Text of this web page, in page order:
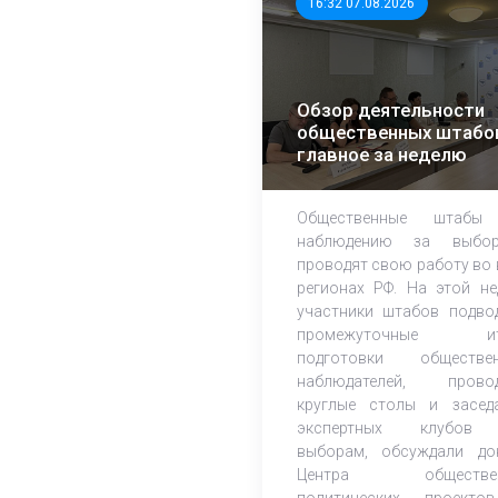
16:32 07.08.2026
Обзор деятельности
общественных
главное за неделю
Общественные
наблюдению за
проводят свою работу во
регионах РФ. На этой
участники штабов
промежуточные
подготовки
наблюдателей,
круглые столы и
экспертных
выборам, обсуждали
Центра